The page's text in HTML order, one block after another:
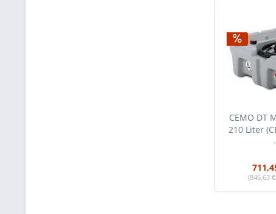
CEMO DT
210 Liter
(846,63